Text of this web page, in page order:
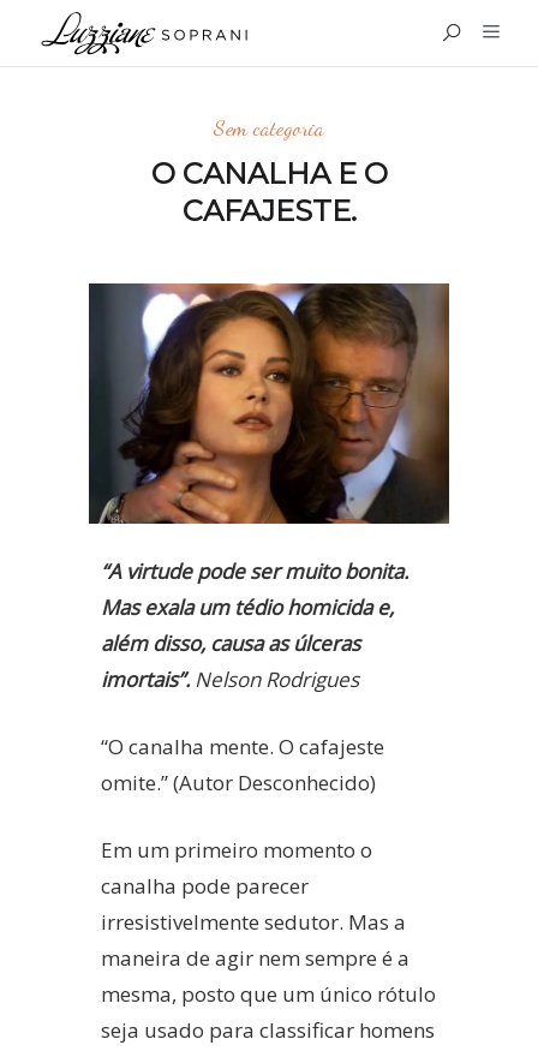
Sem categoria
O CANALHA E O
CAFAJESTE.
“A virtude pode ser muito bonita.
Mas exala um tédio homicida e,
além disso, causa as úlceras
imortais”.Nelson Rodrigues
“O canalha mente. O cafajeste
omite.” (Autor Desconhecido)
Em um primeiro momento o
canalha pode parecer
irresistivelmente sedutor. Mas a
maneira de agir nem sempre é a
mesma, posto que um único rótulo
seja usado para classificar homens